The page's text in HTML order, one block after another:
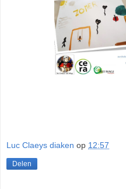
Luc Claeys diaken op 12:57
Delen